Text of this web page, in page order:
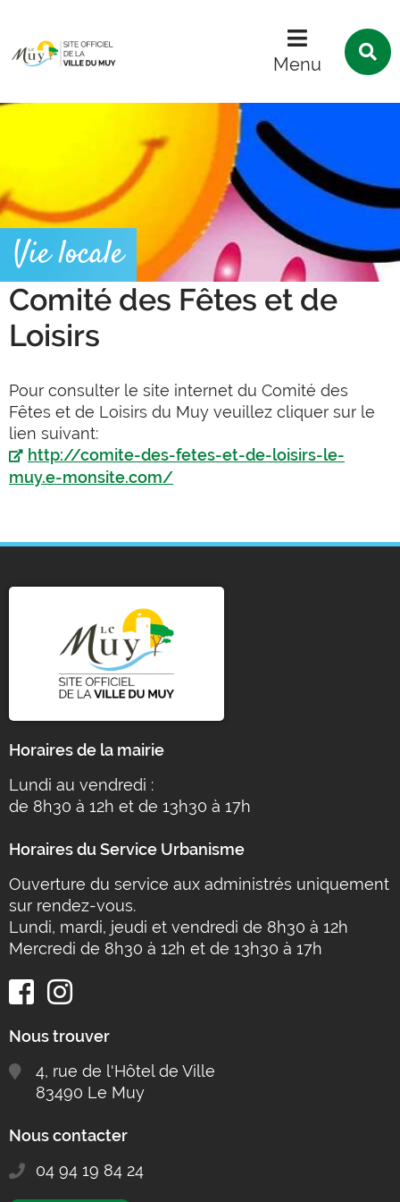
Menu
Vie locale
Comité des Fêtes et de
Loisirs
Pour consulter le site internet du Comité des
Fêtes et de Loisirs du Muy veuillez cliquer sur le
lien suivant:
http://comite-des-fetes-et-de-loisirs-le-
muy.e-monsite.com/
Horaires de la mairie
Lundi au vendredi :
de 8h30 à 12h et de 13h30 à 17h
Horaires du Service Urbanisme
Ouverture du service aux administrés uniquement
sur rendez-vous.
Lundi, mardi, jeudi et vendredi de 8h30 à 12h
Mercredi de 8h30 à 12h et de 13h30 à 17h
Nous trouver
4, rue de l'Hôtel de Ville
83490 Le Muy
Nous contacter
04 94 19 84 24